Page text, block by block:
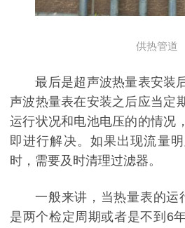
供热管道
最后是超声波热量表安装
声波热量表在安装之后应当定
运行状况和电池电压的的情况
即进行解决。如果出现流量
时，需要及时清理过滤器。
一般来讲，当热量表的运
是两个检定周期或者是不到6